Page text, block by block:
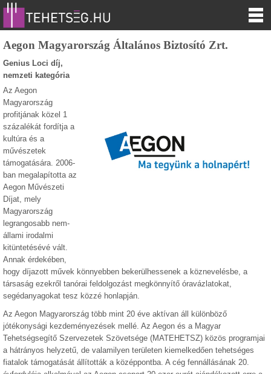
Aegon Magyarország Általános Biztosító Zrt.
Genius Loci díj,
nemzeti kategória
Az Aegon
Magyarország
profitjának közel 1
százalékát fordítja a
kultúra és a
művészetek
támogatására. 2006-
ban megalapította az
Aegon Művészeti
Díjat, mely
Magyarország
legrangosabb nem-
állami irodalmi
kitüntetésévé vált.
Annak érdekében,
hogy díjazott művek könnyebben bekerülhessenek a köznevelésbe, a
társaság ezekről tanórai feldolgozást megkönnyítő óravázlatokat,
segédanyagokat tesz közzé honlapján.
Az Aegon Magyarország több mint 20 éve aktívan áll különböző
jótékonysági kezdeményezések mellé. Az Aegon és a Magyar
Tehetségsegítő Szervezetek Szövetsége (MATEHETSZ) közös programjai
a hátrányos helyzetű, de valamilyen területen kiemelkedően tehetséges
fiatalok támogatását állították a középpontba. A cég fennállásának 20.